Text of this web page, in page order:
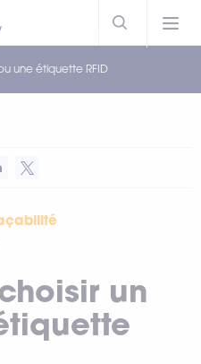
une étiquette RFID
un